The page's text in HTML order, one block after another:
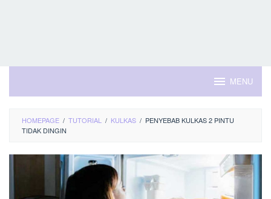
MENU
HOMEPAGE / TUTORIAL / KULKAS / PENYEBAB KULKAS 2 PINTU
TIDAK DINGIN